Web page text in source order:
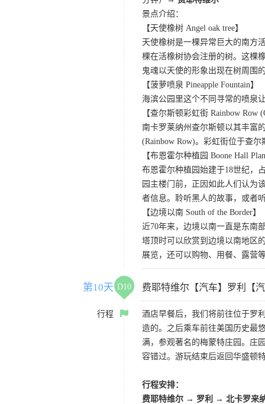
景点介绍：
【天使橡树 Angel oak tree】
天使橡树是一棵异常巨大的南方
棵在活橡树协会注册的树。这棵
鬼魂以天使的形象出现在树周围
【菠萝喷泉 Pineapple Fountain】
海滨公园里这个不同寻常的喷泉
【查尔斯顿彩虹街 Rainbow Row
南卡罗莱纳州查尔斯顿以其丰富
(Rainbow Row)。彩虹街位于查
【布恩霍尔种植园 Boone Hall
布恩霍尔种植园始建于18世纪，
园主楼门前，正因如此人们认为
者信息。聆听黑人的故事，或者
【边境以南 South of the Border】
近70年来，边境以南一直是东南
塔顶时可以欣赏到边境以南地区
展览，还可以购物、用餐、露营
第10天 D10 费耶特维尔【汽车】罗利【
行程
酒店早餐后，我们将前往位于罗
造的。之后乘车前往美国历史最
满，参观著名的梅蒙特庄园。庄
容错过。游玩结束后返回华盛顿
行程安排：
费耶特维尔 → 罗利 → 北卡罗来